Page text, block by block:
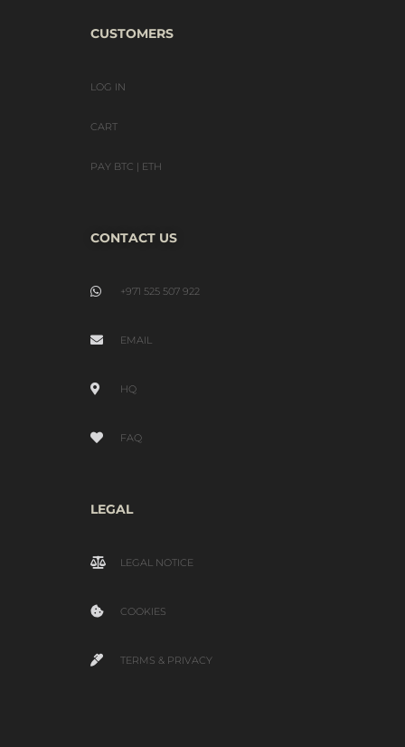
CUSTOMERS
LOG IN
CART
PAY BTC | ETH
CONTACT US
+971 525 507 922
EMAIL
HQ
FAQ
LEGAL
LEGAL NOTICE
COOKIES
TERMS & PRIVACY